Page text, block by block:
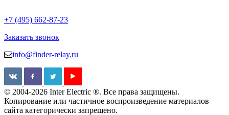
+7 (495) 662-87-23
Заказать звонок
info@finder-relay.ru
© 2004-2026 Inter Electric ®. Все права защищены.
Копирование или частичное воспроизведение материалов
сайта категорически запрещено.